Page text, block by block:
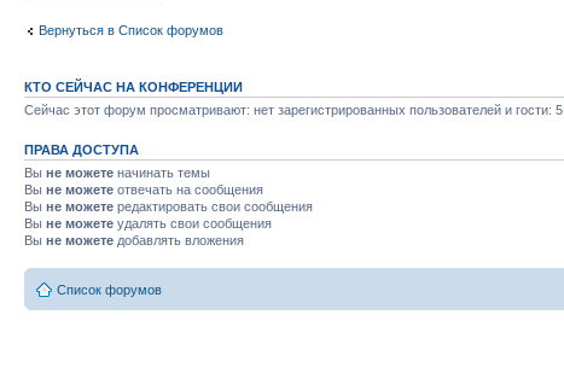
Вернуться в Список форумов
КТО СЕЙЧАС НА КОНФЕРЕНЦИИ
Сейчас этот форум просматривают: нет зарегистрированных пользователей и гости: 5
ПРАВА ДОСТУПА
Вы не можете начинать темы
Вы не можете отвечать на сообщения
Вы не можете редактировать свои сообщения
Вы не можете удалять свои сообщения
Вы не можете добавлять вложения
Список форумов